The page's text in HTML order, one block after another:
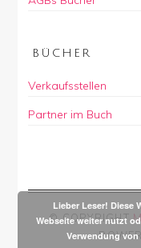
BÜCHER
Verkaufsstellen
Partner im Buch
© COPYRIGHT
Lieber Leser! Diese
Webseite weiter nutzt
Verwendung